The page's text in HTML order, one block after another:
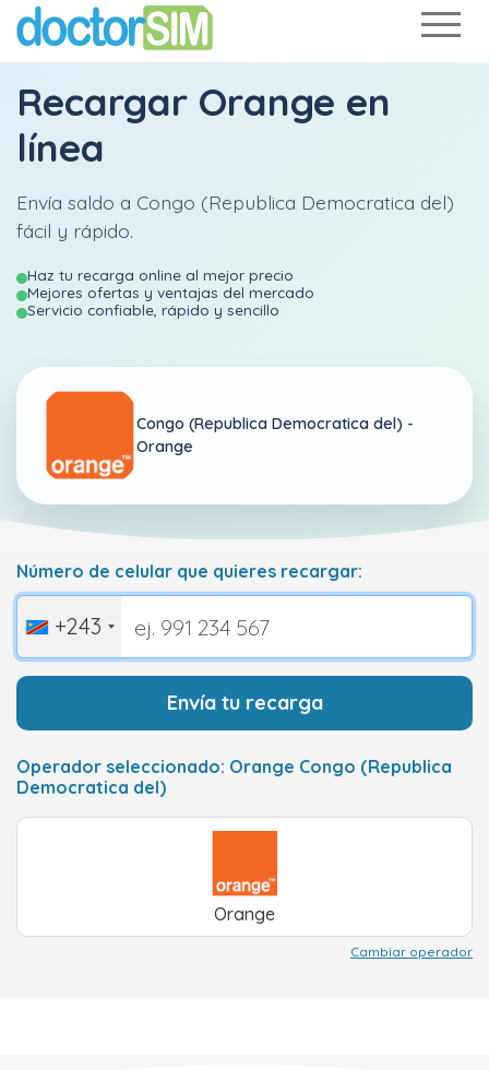
Recargar Orange en
línea
Envía saldo a Congo (Republica Democratica del)
fácil y rápido.
Haz tu recarga online al mejor precio
Mejores ofertas y ventajas del mercado
Servicio confiable, rápido y sencillo
Congo (Republica Democratica del) -
Orange
Número de celular que quieres recargar:
+243
Envía tu recarga
Operador seleccionado: Orange Congo (Republica
Democratica del)
Orange
Cambiar operador